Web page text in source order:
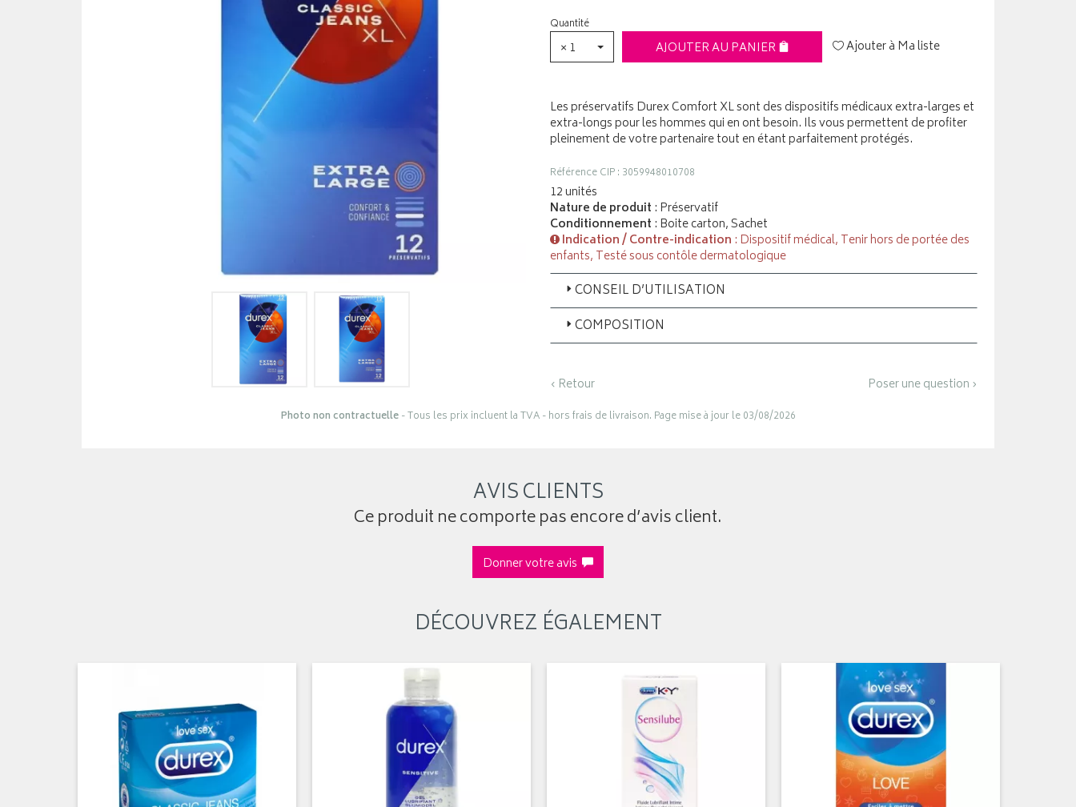
Quantité
× 1 AJOUTER AU PANIER Ajouter à Ma liste
Les préservatifs Durex Comfort XL sont des dispositifs médicaux extra-larges et
extra-longs pour les hommes qui en ont besoin. Ils vous permettent de profiter
pleinement de votre partenaire tout en étant parfaitement protégés.
Référence CIP : 3059948010708
12 unités
Nature de produit : Préservatif
Conditionnement : Boite carton, Sachet
Indication / Contre-indication : Dispositif médical, Tenir hors de portée des
enfants, Testé sous contôle dermatologique
CONSEIL D’UTILISATION
COMPOSITION
‹ Retour Poser une question ›
Photo non contractuelle- Tous les prix incluent la TVA - hors frais de livraison. Page mise à jour le 03/08/2026
AVIS CLIENTS
Ce produit ne comporte pas encore d’avis client.
Donner votre avis
DÉCOUVREZ ÉGALEMENT